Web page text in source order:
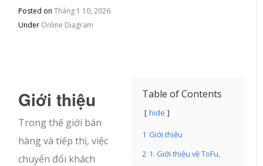
Posted onTháng 1 10, 2026
Under Online Diagram
Table of Contents
hide
1 Giới thiệu
2 1. Giới thiệu về ToFu,
Giới thiệu
Trong thế giới bán
hàng và tiếp thị, việc
chuyển đổi khách